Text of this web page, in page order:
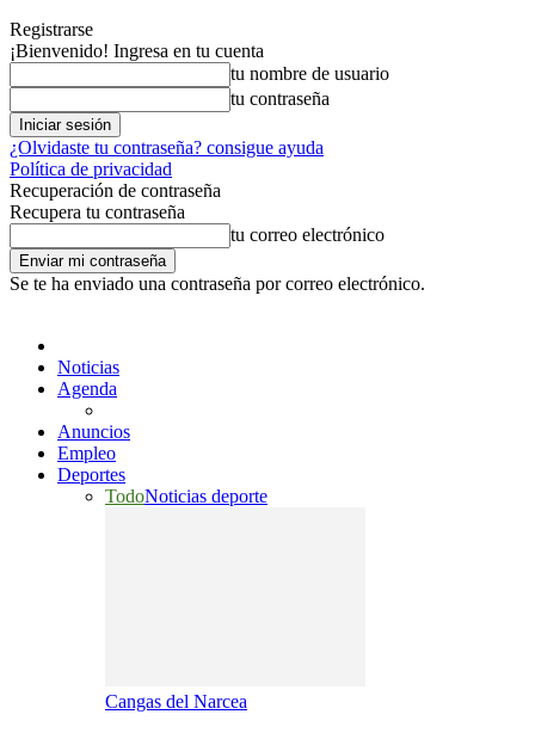
Registrarse
¡Bienvenido! Ingresa en tu cuenta
tu nombre de usuario
tu contraseña
¿Olvidaste tu contraseña? consigue ayuda
Política de privacidad
Recuperación de contraseña
Recupera tu contraseña
tu correo electrónico
Se te ha enviado una contraseña por correo electrónico.
Noticias
Agenda
Anuncios
Empleo
Deportes
TodoNoticias deporte
Cangas del Narcea